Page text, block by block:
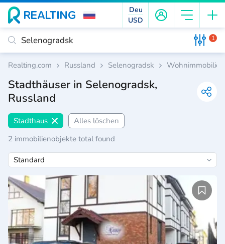
Deu
USD
1
Realting.com Russland Selenogradsk Wohnimmobilien
Stadthäuser in Selenogradsk,
Russland
Stadthaus
Alles löschen
2 immobilienobjekte total found